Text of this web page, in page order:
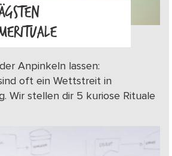
Anpinkeln lassen:
oft ein Wettstreit in
Wir stellen dir 5 kuriose Rituale